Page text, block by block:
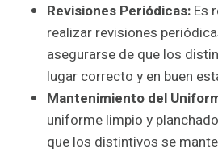
Revisiones Periódicas: Es
realizar revisiones
asegurarse de que los
lugar correcto y en buen
Mantenimiento del
uniforme limpio y
que los distintivos se